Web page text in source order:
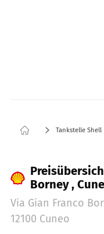
Tankstelle Shell
Borney ,
Via Gian Franco
12100 Cuneo